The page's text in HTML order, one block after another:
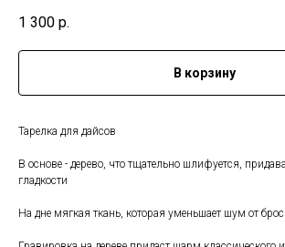
1 300 р.
В корзину
Тарелка для дайсов
В основе - дерево, что тщательно шлифуется,
гладкости
На дне мягкая ткань, которая уменьшает шум от